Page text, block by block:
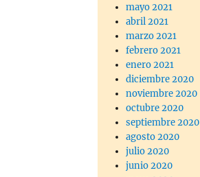
mayo 2021
abril 2021
marzo 2021
febrero 2021
enero 2021
diciembre 2020
noviembre 2020
octubre 2020
septiembre 2020
agosto 2020
julio 2020
junio 2020